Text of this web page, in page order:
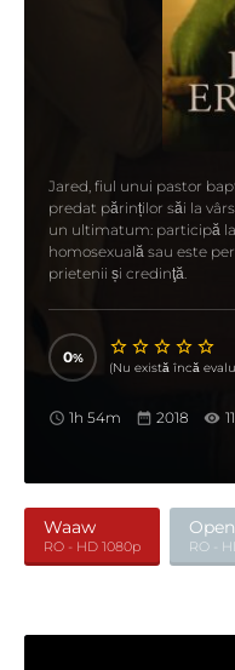
Jared, fiul unui pastor
predat părinților săi la
un ultimatum: participă
homosexuală sau este
prietenii și credinţă.
0
(Nu există încă
1h 54m 2018
Waaw
RO - HD 1080p RO -